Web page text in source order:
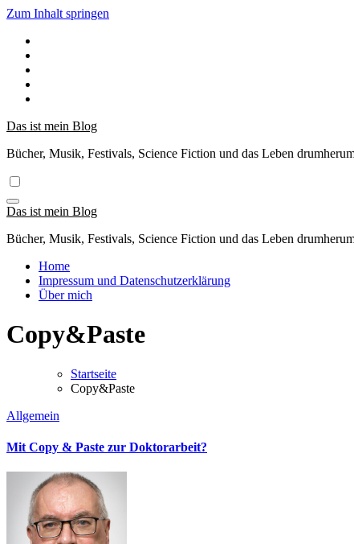
Zum Inhalt springen
Das ist mein Blog
Bücher, Musik, Festivals, Science Fiction und das Leben
Das ist mein Blog
Bücher, Musik, Festivals, Science Fiction und das Leben
Home
Impressum und Datenschutzerklärung
Über mich
Copy&Paste
Startseite
Copy&Paste
Allgemein
Mit Copy & Paste zur Doktorarbeit?